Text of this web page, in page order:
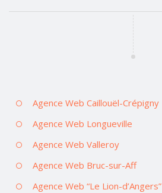
Agence Web Caillouël-Crépigny
Agence Web Longueville
Agence Web Valleroy
Agence Web Bruc-sur-Aff
Agence Web “Le Lion-d’Angers”